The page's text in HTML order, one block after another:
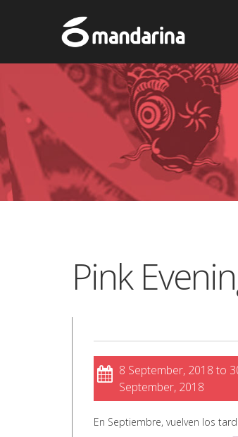
Pink
8 September, 2018 to
September, 2018
En Septiembre, vuelven los